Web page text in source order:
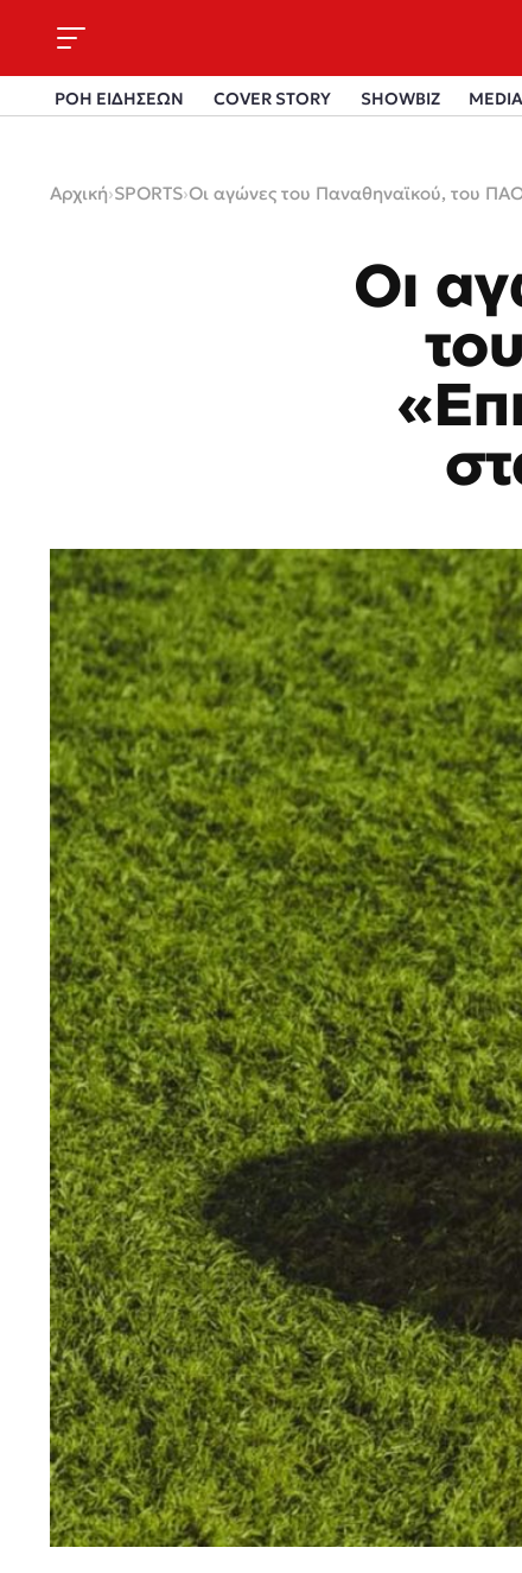
ΡΟΗ ΕΙΔΗΣΕΩΝ COVER STORY SHOWBIZ MEDIA
Αρχική›SPORTS›Οι αγώνες του Παναθηναϊκού, του
Οι